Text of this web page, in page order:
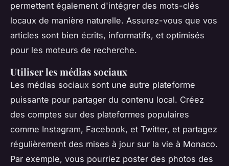
permettent également d'intégrer des mots-clés
locaux de manière naturelle. Assurez-vous que vos
articles sont bien écrits, informatifs, et optimisés
pour les moteurs de recherche.
Utiliser les médias sociaux
Les médias sociaux sont une autre plateforme
puissante pour partager du contenu local. Créez
des comptes sur des plateformes populaires
comme Instagram, Facebook, et Twitter, et partagez
régulièrement des mises à jour sur la vie à Monaco.
Par exemple, vous pourriez poster des photos des